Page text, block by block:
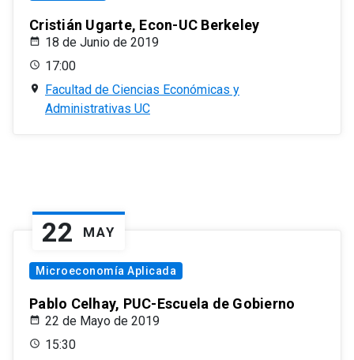
Cristián Ugarte, Econ-UC Berkeley
18 de Junio de 2019
17:00
Facultad de Ciencias Económicas y
Administrativas UC
22 MAY
Microeconomía Aplicada
Pablo Celhay, PUC-Escuela de Gobierno
22 de Mayo de 2019
15:30